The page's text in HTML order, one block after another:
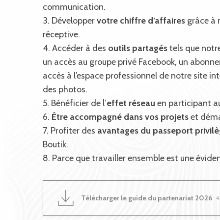
communication.
3. Développervotre chiffre d’affaires grâce à
réceptive.
4. Accéder à des outils partagéstels que
un accès au groupe privé Facebook, un
accès à l’espace professionnel de notre site
des photos.
5. Bénéficier de l’effet réseau en participant
6. Être accompagné dans vos projetset
7. Profiter des avantages du passeport
Boutik.
8. Parce que travailler ensemble est une
Télécharger le guide du partenariat 2026